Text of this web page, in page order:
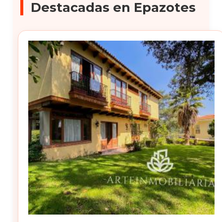
Destacadas en Epazotes